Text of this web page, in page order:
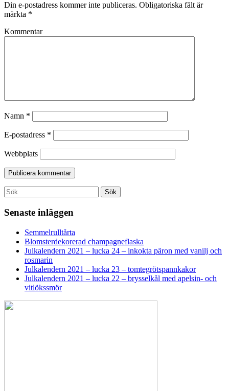
Din e-postadress kommer inte publiceras. Obligatoriska fält är
märkta *
Kommentar
Namn *
E-postadress *
Webbplats
Search
for:
Sök
Senaste inläggen
Semmelrulltårta
Blomsterdekorerad champagneflaska
Julkalendern 2021 – lucka 24 – inkokta päron med vanilj och
rosmarin
Julkalendern 2021 – lucka 23 – tomtegrötspannkakor
Julkalendern 2021 – lucka 22 – brysselkål med apelsin- och
vitlökssmör